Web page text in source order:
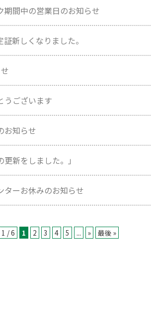
期間中の営業日のお知らせ
新しくなりました。
うございます
お知らせ
更新をしました。」
ターお休みのお知らせ
1 / 6 1 2 3 4 5 ... » 最後 »